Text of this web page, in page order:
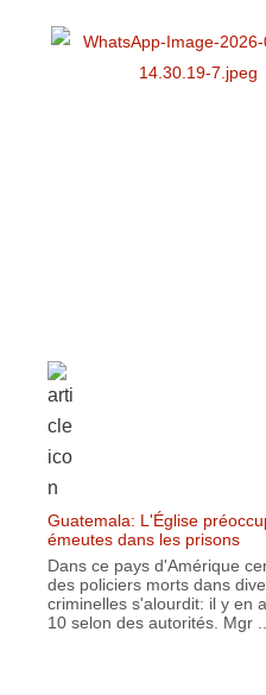
Guatemala: L'Église
émeutes dans les prisons
Dans ce pays d'Amérique
des policiers morts dans
criminelles s'alourdit: il y en
10 selon des autorités. Mgr ...